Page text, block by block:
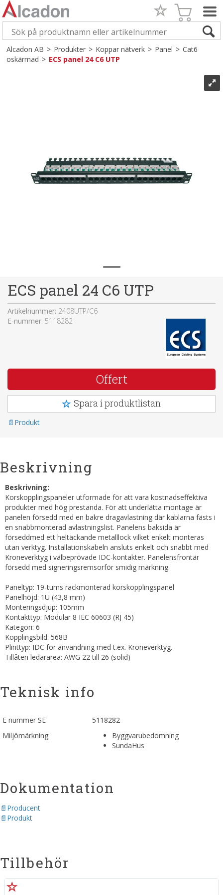
Alcadon AB>Produkter>Koppar nätverk>Panel>Cat6
oskärmad>ECS panel 24 C6 UTP
ECS panel 24 C6 UTP
Artikelnummer: 2408UTP/C6
E-nummer: 5118282
Offert
Spara i produktlistan
Produkt
Beskrivning
Beskrivning:
Korskopplingspaneler utformade för att vara kostnadseffektiva
produkter med hög prestanda. För att underlätta montage är
panelen försedd med en bakre dragavlastning där kablarna fästs i
en snabbmonterad avlastningslist. Panelens baksida är
förseddmed ett heltäckande metalllock vilket enkelt monteras
utan verktyg. Installationskabeln ansluts enkelt och snabbt med
Kroneverktyg i välbeprövade IDC-kontakter. Panelensfrontär
försedd med signeringsremsorför smidig märkning.
Paneltyp: 19-tums rackmonterad korskopplingspanel
Panelhöjd: 1U (43,8 mm)
Monteringsdjup: 105mm
Kontakttyp: Modular 8 IEC 60603 (RJ 45)
Kategori: 6
Kopplingsbild: 568B
Plinttyp: IDC för användning med t.ex. Kroneverktyg.
Tillåten ledararea: AWG 22 till 26 (solid)
Teknisk info
E nummer SE
5118282
Miljömärkning
Byggvarubedömning
SundaHus
Dokumentation
Producent
Produkt
Tillbehör